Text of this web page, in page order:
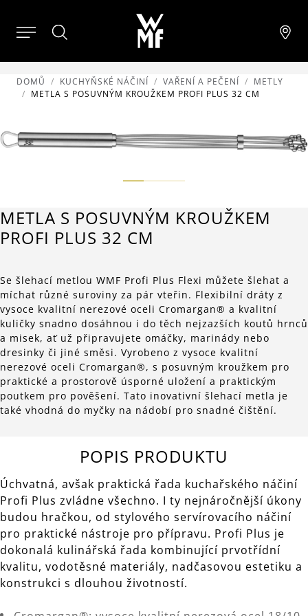
DOMŮ KUCHYŇSKÉ NÁČINÍ VAŘENÍ A PEČENÍ
METLY
METLA S POSUVNÝM KROUŽKEM PROFI PLUS 32 CM
METLA S POSUVNÝM KROUŽKEM
PROFI PLUS 32 CM
Se šlehací metlou WMF Profi Plus Flexi můžete šlehat a
míchat různé suroviny za pár vteřin. Flexibilní dráty z
vysoce kvalitní nerezové oceli Cromargan® a kvalitní
kuličky snadno dosáhnou i do těch nejzazších koutů hrnců
a misek, ať už připravujete omáčky, marinády nebo
dresinky či jiné směsi. Vyrobeno z vysoce kvalitní
nerezové oceli Cromargan®, s posuvným kroužkem pro
praktické a prostorově úsporné uložení a praktickým
poutkem pro pověšení. Tato inovativní šlehací metla je
také vhodná do myčky na nádobí pro snadné čištění.
POPIS PRODUKTU
Úchvatná, avšak praktická řada kuchařského náčiní
Profi Plus zvládne všechno. I ty nejnáročnější úkony
budou hračkou, od stylového servírovacího náčiní
pro praktické nástroje pro přípravu. Profi Plus je
dokonalá kulinářská řada kombinující prvotřídní
kvalitu, vodotěsné materiály, nadčasovou estetiku a
konstrukci s dlouhou životností.